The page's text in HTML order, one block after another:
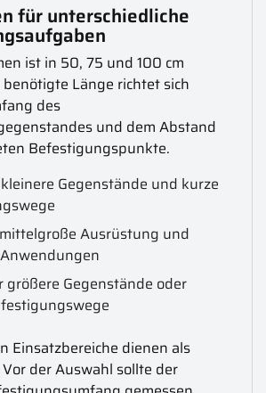
für unterschiedliche
ist in 50, 75 und 100 cm
Länge richtet sich
des
und dem Abstand
Befestigungspunkte.
Gegenstände und kurze
Ausrüstung und
größere Gegenstände oder
Einsatzbereiche dienen als
der Auswahl sollte der